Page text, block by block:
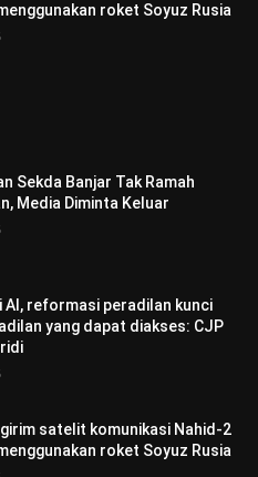
roket Soyuz Rusia
Sekda Banjar Tak Ramah
Media Diminta Keluar
AI, reformasi peradilan kunci
yang dapat diakses: CJP
satelit komunikasi Nahid-2
roket Soyuz Rusia